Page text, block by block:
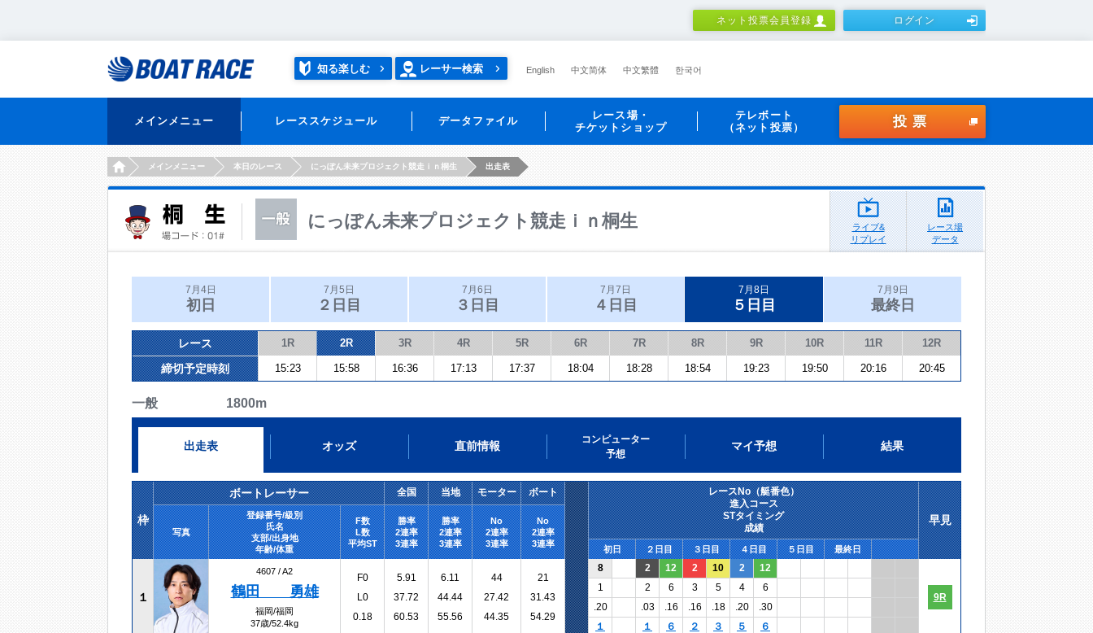
ネット投票会員登録 ログイン
知る楽しむ レーサー検索 English 中文简体 中文繁體 한국어
メインメニュー レーススケジュール データファイル
レース場・
チケットショップ
テレボート
（ネット投票）
投票
HOMEメインメニュー 本日のレース にっぽん未来プロジェクト競走ｉｎ桐生 出走表
にっぽん未来プロジェクト競走ｉｎ桐生
ライブ&
リプレイ
レース場
データ
7月4日
初日
7月5日
２日目
7月6日
３日目
7月7日
４日目
7月8日
５日目
7月9日
最終日
レース 1R 2R 3R 4R 5R 6R 7R 8R 9R 10R 11R 12R
締切予定時刻 15:23 15:58 16:36 17:13 17:37 18:04 18:28 18:54 19:23 19:50 20:16 20:45
一般 1800m
出走表 オッズ 直前情報
コンピューター
予想
マイ予想 結果
枠
ボートレーサー 全国 当地 モーター ボート
レースNo（艇番色）
進入コース
STタイミング
成績
早見
写真
登録番号/級別
氏名
支部/出身地
年齢/体重
F数
L数
平均ST
勝率
2連率
3連率
勝率
2連率
3連率
No
2連率
3連率
No
2連率
3連率
初日 ２日目 ３日目 ４日目 ５日目 最終日
１
4607 /A2
鶴田 勇雄
福岡/福岡
37歳/52.4kg
F0
L0
0.18
5.91
37.72
60.53
6.11
44.44
55.56
44
27.42
44.35
21
31.43
54.29
8 2 12 2 10 2 12
9R
1 2 6 3 5 4
6
.20
.03 .16 .16 .18 .20
.30
１
１ ６ ２ ３ ５ ６